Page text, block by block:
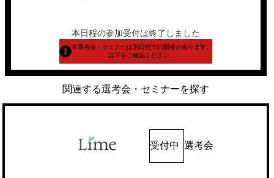
本日程の参加受付は終了しました
本選考会・セミナーは別日程での開催があります。
以下をご確認ください。
関連する選考会・セミナーを探す
受付中 選考会